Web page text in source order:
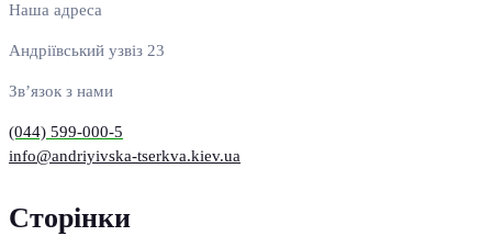
Наша адреса
Андріївський узвіз 23
Зв’язок з нами
(044) 599-000-5
info@andriyivska-tserkva.kiev.ua
Сторінки